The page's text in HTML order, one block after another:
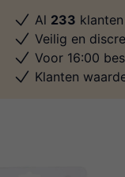
Al 233
Veilig en
Voor 16:00
Klanten